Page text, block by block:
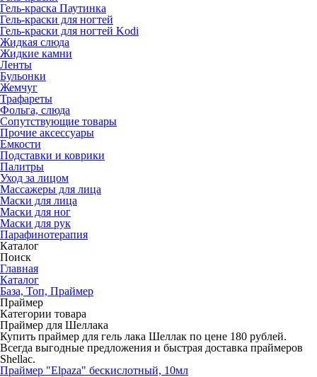
Гель-краска Паутинка
Гель-краски для ногтей
Гель-краски для ногтей Kodi
Жидкая слюда
Жидкие камни
Ленты
Бульонки
Жемчуг
Трафареты
Фольга, слюда
Сопутствующие товары
Прочие аксессуары
Емкости
Подставки и коврики
Палитры
Уход за лицом
Массажеры для лица
Маски для лица
Маски для ног
Маски для рук
Парафино­терапия
Каталог
Поиск
Главная
Каталог
База, Топ, Праймер
Праймер
Категории товара
Праймер для Шеллака
Купить праймер для гель лака Шеллак по цене 180 рублей.
Всегда выгодные предложения и быстрая доставка праймеров
Shellac.
Праймер "Elpaza" бескислотный, 10мл